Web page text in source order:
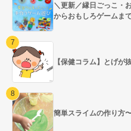
＼更新／縁日ごっこ・
からおもしろゲームま
【保健コラム】とげが
簡単スライムの作り方